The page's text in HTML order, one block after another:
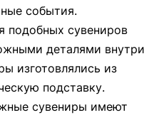
события.
подобных сувениров
деталями внутри
изготовлялись из
подставку.
сувениры имеют